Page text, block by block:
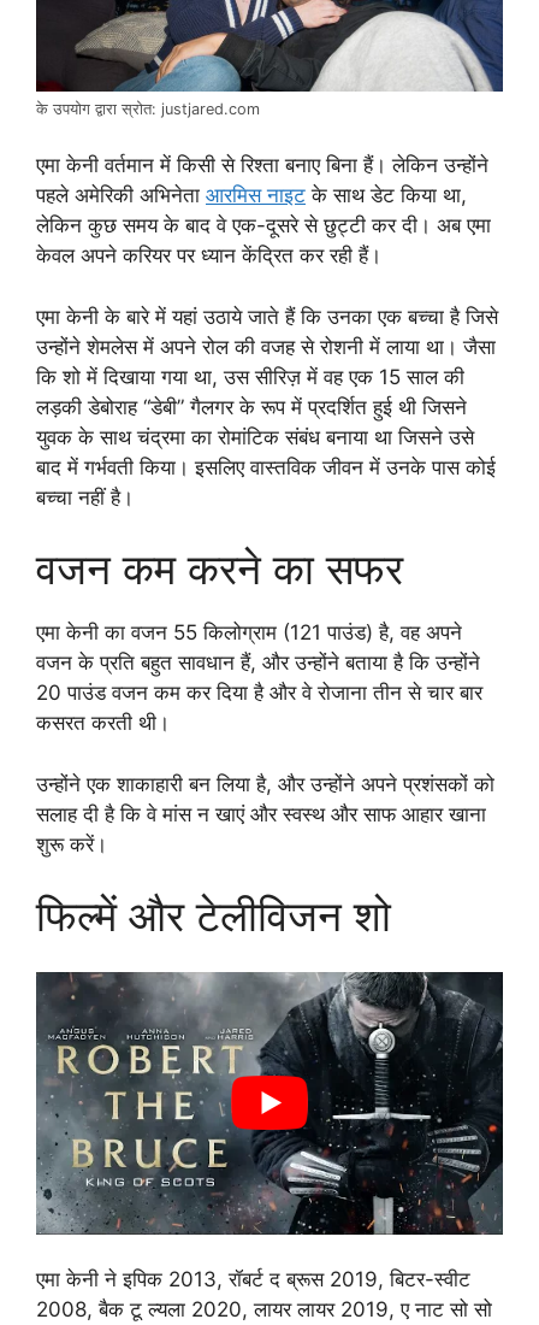
के उपयोग द्वारा स्रोत: justjared.com
एमा केनी वर्तमान में किसी से रिश्ता बनाए बिना हैं। लेकिन उन्होंने
पहले अमेरिकी अभिनेता आरमिस नाइट के साथ डेट किया था,
लेकिन कुछ समय के बाद वे एक-दूसरे से छुट्टी कर दी। अब एमा
केवल अपने करियर पर ध्यान केंद्रित कर रही हैं।
एमा केनी के बारे में यहां उठाये जाते हैं कि उनका एक बच्चा है जिसे
उन्होंने शेमलेस में अपने रोल की वजह से रोशनी में लाया था। जैसा
कि शो में दिखाया गया था, उस सीरिज़ में वह एक 15 साल की
लड़की डेबोराह “डेबी” गैलगर के रूप में प्रदर्शित हुई थी जिसने
युवक के साथ चंद्रमा का रोमांटिक संबंध बनाया था जिसने उसे
बाद में गर्भवती किया। इसलिए वास्तविक जीवन में उनके पास कोई
बच्चा नहीं है।
वजन कम करने का सफर
एमा केनी का वजन 55 किलोग्राम (121 पाउंड) है, वह अपने
वजन के प्रति बहुत सावधान हैं, और उन्होंने बताया है कि उन्होंने
20 पाउंड वजन कम कर दिया है और वे रोजाना तीन से चार बार
कसरत करती थी।
उन्होंने एक शाकाहारी बन लिया है, और उन्होंने अपने प्रशंसकों को
सलाह दी है कि वे मांस न खाएं और स्वस्थ और साफ आहार खाना
शुरू करें।
फिल्में और टेलीविजन शो
एमा केनी ने इपिक 2013, रॉबर्ट द ब्रूस 2019, बिटर-स्वीट
2008, बैक टू ल्यला 2020, लायर लायर 2019, ए नाट सो सो